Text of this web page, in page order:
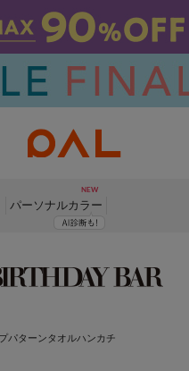
パーソナルカラー
パターンタオルハンカチ